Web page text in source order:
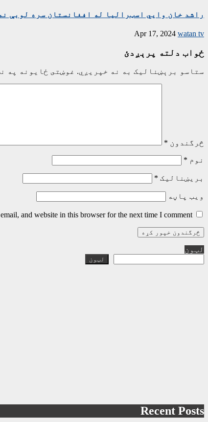
راشد خان وايي اسټرالیا له افغانستان سره لوبې
Apr 17, 2024 watan tv
ځواب دلته پرېږدئ
ستاسو برېښناليک به نه خپريږي. غوښتى ځایونه په
څرگندون *
نوم *
بریښنالیک *
ویب پاڼه
and website in this browser for the next time I comment.
لټون
لټون
Recent Posts